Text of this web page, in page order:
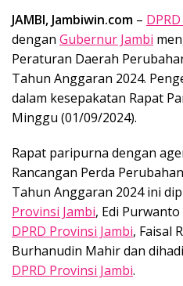
JAMBI, Jambiwin.com –
dengan Gubernur Jambi
Peraturan Daerah
Tahun Anggaran 2024.
dalam kesepakatan Rapat
Minggu (01/09/2024).
Rapat paripurna dengan
Rancangan Perda
Tahun Anggaran 2024 ini
Provinsi Jambi, Edi
DPRD Provinsi Jambi, Faisal
Burhanudin Mahir dan
DPRD Provinsi Jambi.